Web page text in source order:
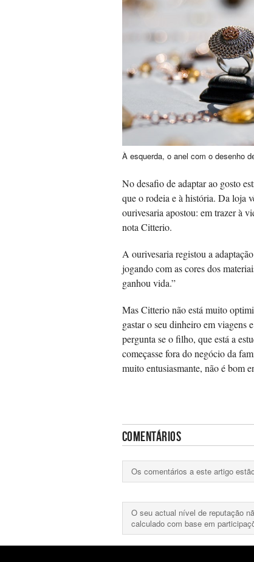
À esquerda, o anel com o desenho
No desafio de adaptar ao gosto
que o rodeia e à história. Da loja
ourivesaria apostou: em trazer à
nota Citterio.
A ourivesaria registou a
jogando com as cores dos
ganhou vida.”
Mas Citterio não está muito
gastar o seu dinheiro em viagens
pergunta se o filho, que está a
começasse fora do negócio da
muito entusiasmante, não é bom
COMENTÁRIOS
Os comentários a este artigo
O seu actual nível de reputação
calculado com base em